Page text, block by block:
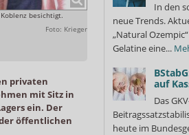
besichtigt.
Foto: Krieger
Nach der Betriebsprüfung
Arzneimittelsicherheit,
privaten
mit Sitz in
ein. Der
öffentlichen
In den
neue Trends.
„Natural
Gelatine eine...
auf
Das
heute im